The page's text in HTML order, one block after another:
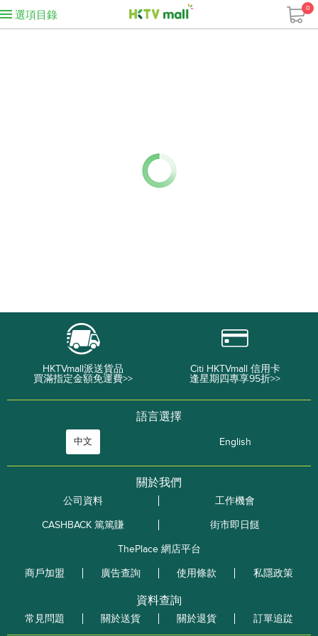
選項目錄
0
HKTVmall派送貨品
買滿指定金額免運費>>
Citi HKTVmall 信用卡
逢星期四專享95折>>
語言選擇
中文 English
關於我們
公司資料
工作機會
CASHBACK 篤篤賺
街市即日餸
ThePlace 網店平台
商戶加盟
廣告查詢 使用條款 私隱政策
資料查詢
常見問題 關於送貨 關於退貨 訂單追踨